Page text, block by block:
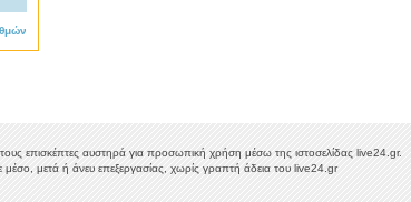
επισκέπτες αυστηρά για προσωπική χρήση μέσω της ιστοσελίδας live24.gr.
μετά ή άνευ επεξεργασίας, χωρίς γραπτή άδεια του live24.gr